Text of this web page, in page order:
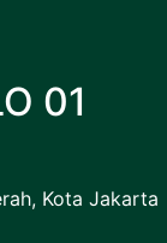
01
Kota Jakarta